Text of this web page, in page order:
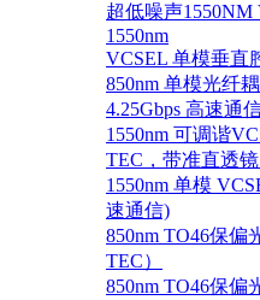
超低噪声1550NM
1550nm
VCSEL 单模垂直
850nm 单模光纤
4.25Gbps 高速通
1550nm 可调谐
TEC，带准直透镜
1550nm 单模
速通信)
850nm TO46保
TEC）
850nm TO46保偏